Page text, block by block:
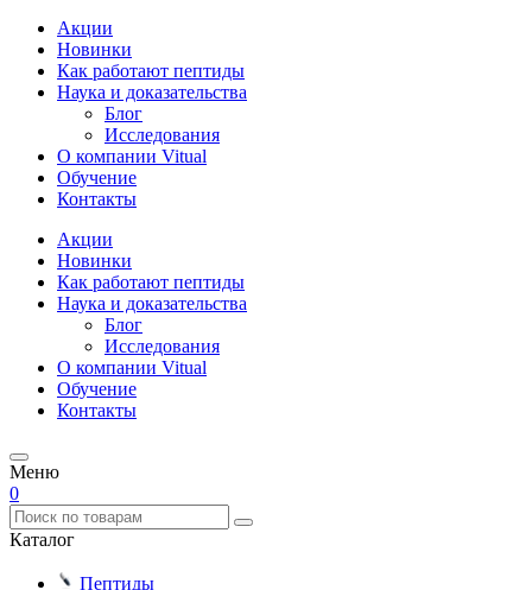
Акции
Новинки
Как работают пептиды
Наука и доказательства
Блог
Исследования
О компании Vitual
Обучение
Контакты
Акции
Новинки
Как работают пептиды
Наука и доказательства
Блог
Исследования
О компании Vitual
Обучение
Контакты
Меню
0
Каталог
Пептиды